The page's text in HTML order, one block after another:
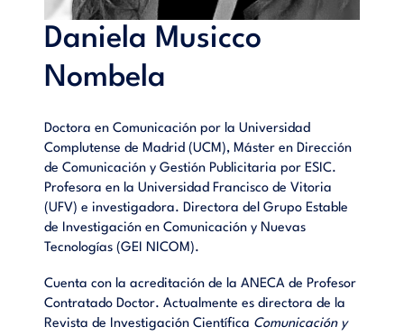
Daniela Musicco
Nombela
Doctora en Comunicación por la Universidad
Complutense de Madrid (UCM), Máster en Dirección
de Comunicación y Gestión Publicitaria por ESIC.
Profesora en la Universidad Francisco de Vitoria
(UFV) e investigadora. Directora del Grupo Estable
de Investigación en Comunicación y Nuevas
Tecnologías (GEI NICOM).
Cuenta con la acreditación de la ANECA de Profesor
Contratado Doctor. Actualmente es directora de la
Revista de Investigación Científica Comunicación y